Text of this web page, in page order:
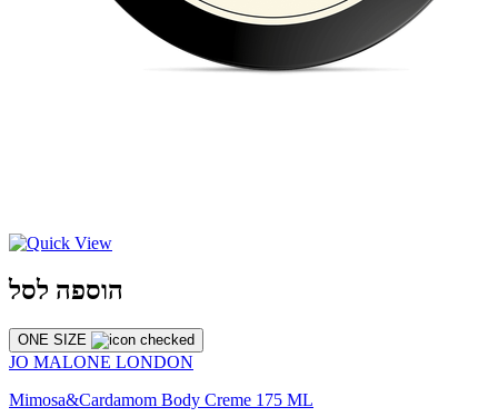
הוספה לסל
ONE SIZE
JO MALONE LONDON
Mimosa&Cardamom Body Creme 175 ML